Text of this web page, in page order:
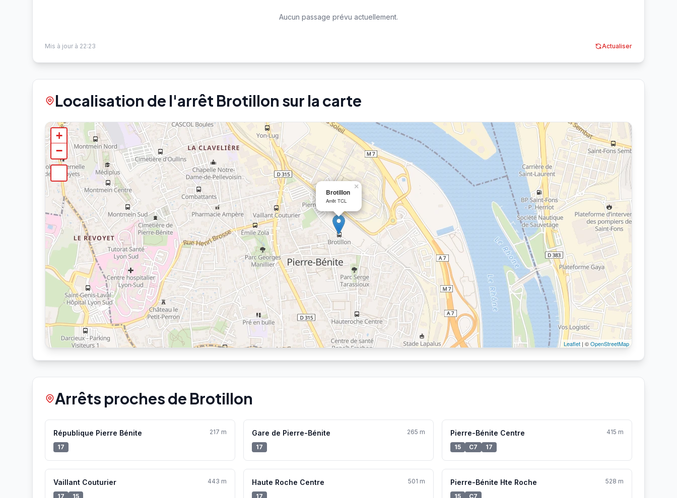
Aucun passage prévu actuellement.
Mis à jour à 22:23 Actualiser
Localisation de l'arrêt Brotillon sur la carte
Brotillon
Arrêt TCL
×
+
−
Leaflet | ©OpenStreetMap
Arrêts proches de Brotillon
République Pierre Bénite
217 m
17
Gare de Pierre-Bénite
265 m
17
Pierre-Bénite Centre
415 m
15
C7 17
Vaillant Couturier
443 m
17
15
Haute Roche Centre
501 m
17
Pierre-Bénite Hte Roche
528 m
15
C7